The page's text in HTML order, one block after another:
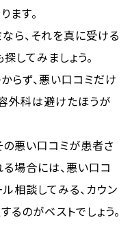
ます。
ら、それを真に受ける
してみましょう。
らず、悪い口コミだけ
外科は避けたほうが
の悪い口コミが患者さ
場合には、悪い口コ
相談してみる、カウン
のがベストでしょう。